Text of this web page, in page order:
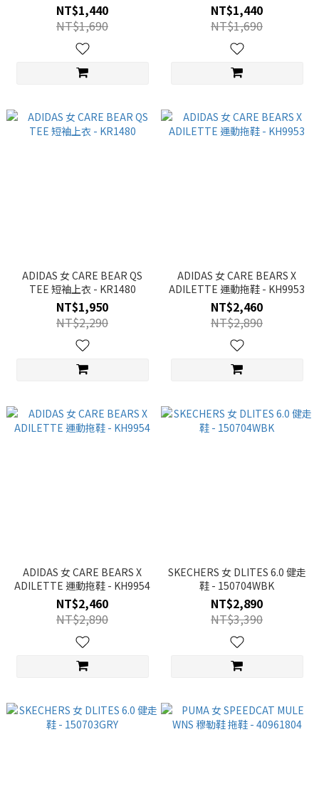
NT$1,440
NT$1,690
NT$1,440
NT$1,690
ADIDAS 女 CARE BEAR QS
TEE 短袖上衣 - KR1480
NT$1,950
NT$2,290
ADIDAS 女 CARE BEARS X
ADILETTE 運動拖鞋 - KH9953
NT$2,460
NT$2,890
ADIDAS 女 CARE BEARS X
ADILETTE 運動拖鞋 - KH9954
NT$2,460
NT$2,890
SKECHERS 女 DLITES 6.0 健走
鞋 - 150704WBK
NT$2,890
NT$3,390